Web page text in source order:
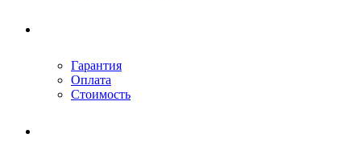
Гарантия
Оплата
Стоимость